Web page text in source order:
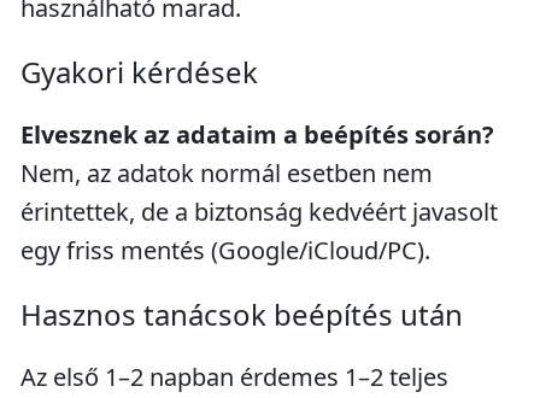
használható marad.
Gyakori kérdések
Elvesznek az adataim a beépítés során?
Nem, az adatok normál esetben nem
érintettek, de a biztonság kedvéért javasolt
egy friss mentés (Google/iCloud/PC).
Hasznos tanácsok beépítés után
Az első 1–2 napban érdemes 1–2 teljes